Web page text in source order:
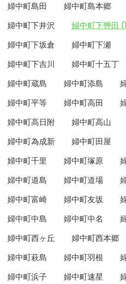
婦中町島田
婦中町島本郷
婦中町下井沢
婦中町下轡田
婦中町下坂倉
婦中町下瀬
婦中町下吉川
婦中町十五丁
婦中町蔵島
婦中町添島
婦中町平等
婦中町高田
婦中町高日附
婦中町高山
婦中町為成新
婦中町田屋
婦中町千里
婦中町塚原
婦中町道島
婦中町道場
婦中町富崎
婦中町友坂
婦中町中島
婦中町中名
婦中町西ヶ丘
婦中町西本郷
婦中町萩島
婦中町羽根
婦中町浜子
婦中町速星